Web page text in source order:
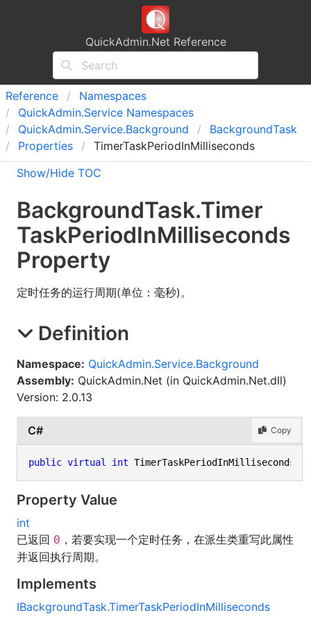
QuickAdmin.Net Reference
Reference
Namespaces
QuickAdmin.Service Namespaces
QuickAdmin.Service.Background BackgroundTask
Properties
TimerTaskPeriodInMilliseconds
Show/Hide TOC
BackgroundTask.Timer
TaskPeriodInMilliseconds
Property
定时任务的运行周期(单位：毫秒)。
Definition
Namespace: QuickAdmin.Service.Background
Assembly: QuickAdmin.Net (in QuickAdmin.Net.dll)
Version: 2.0.13
C# Copy
public virtual int TimerTaskPeriodInMilliseconds {
Property Value
int
已返回 0 ，若要实现一个定时任务，在派生类重写此属性
并返回执行周期。
Implements
IBackgroundTask.TimerTaskPeriodInMilliseconds